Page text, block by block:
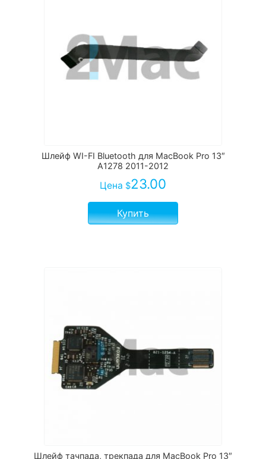
Шлейф WI-FI Bluetooth для MacBook Pro 13″
A1278 2011-2012
Цена $23.00
Купить
Шлейф тачпада, трекпада для MacBook Pro 13″